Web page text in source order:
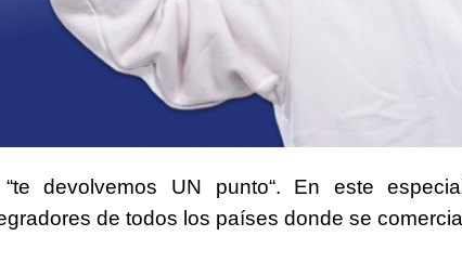
te devolvemos UN punto“. En este
de todos los países donde se